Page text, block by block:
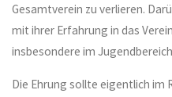
Gesamtverein zu verlieren.
mit ihrer Erfahrung in das
insbesondere im
Die Ehrung sollte eigentlich im